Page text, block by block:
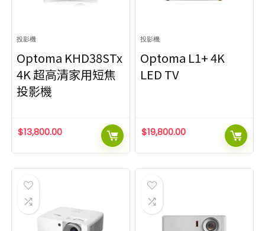
投影機
Optoma KHD38STx
4K 超高清家用短焦
投影機
$13,800.00
投影機
Optoma L1+ 4K
LED TV
$19,800.00